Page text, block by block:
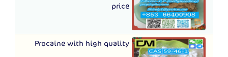
price
Procaine with high quality